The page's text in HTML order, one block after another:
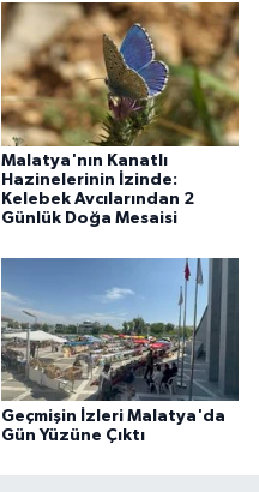
Malatya'nın Kanatlı
Hazinelerinin İzinde:
Kelebek Avcılarından 2
Günlük Doğa Mesaisi
Geçmişin İzleri Malatya'da
Gün Yüzüne Çıktı